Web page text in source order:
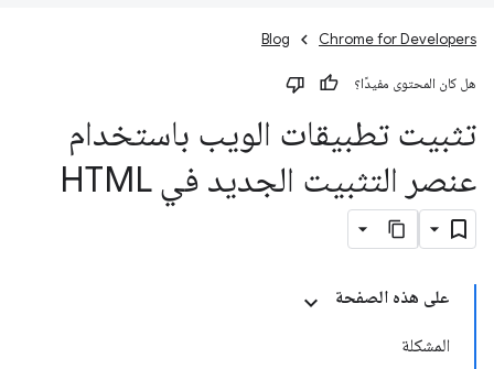
Chrome for Developers
Blog
هل كان المحتوى مفيدًا؟
تثبيت تطبيقات الويب باستخدام
عنصر التثبيت الجديد في HTML
على هذه الصفحة
المشكلة